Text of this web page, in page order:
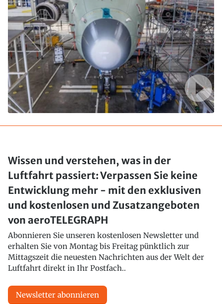
Wissen und verstehen, was in der
Luftfahrt passiert: Verpassen Sie keine
Entwicklung mehr - mit den exklusiven
und kostenlosen und Zusatzangeboten
von aeroTELEGRAPH
Abonnieren Sie unseren kostenlosen Newsletter und
erhalten Sie von Montag bis Freitag pünktlich zur
Mittagszeit die neuesten Nachrichten aus der Welt der
Luftfahrt direkt in Ihr Postfach..
Newsletter abonnieren